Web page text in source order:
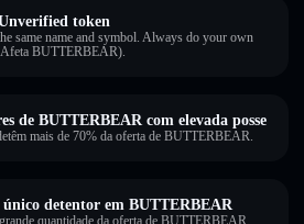
token
same name and symbol. Always do your own
BUTTERBEAR).
de BUTTERBEAR com elevada posse
mais de 70% da oferta de BUTTERBEAR.
detentor em BUTTERBEAR
quantidade da oferta de BUTTERBEAR.